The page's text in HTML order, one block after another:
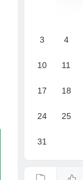
3 4
10 11
17 18
24 25
31